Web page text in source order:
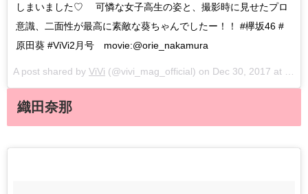
しまいました♡ 可憐な女子高生の姿と、撮影時に見せたプロ
意識、二面性が最高に素敵な葵ちゃんでしたー！！ #欅坂46 #
原田葵 #ViVi2月号 movie:@orie_nakamura
A post shared by ViVi (@vivi_mag_official) on Dec 30, 2017 at 1:20am PST
織田奈那